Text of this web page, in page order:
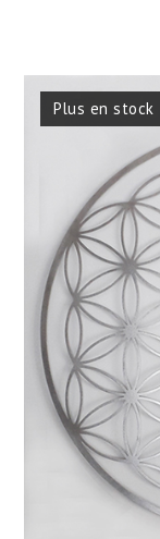
Plus en stock